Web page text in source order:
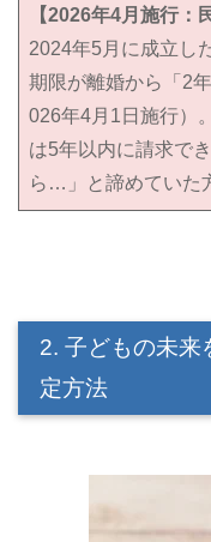
【2026年4月施行：
2024年5月に成立し
期限が離婚から「2
026年4月1日施行）
は5年以内に請求で
ら…」と諦めていた
2. 子どもの未来
定方法